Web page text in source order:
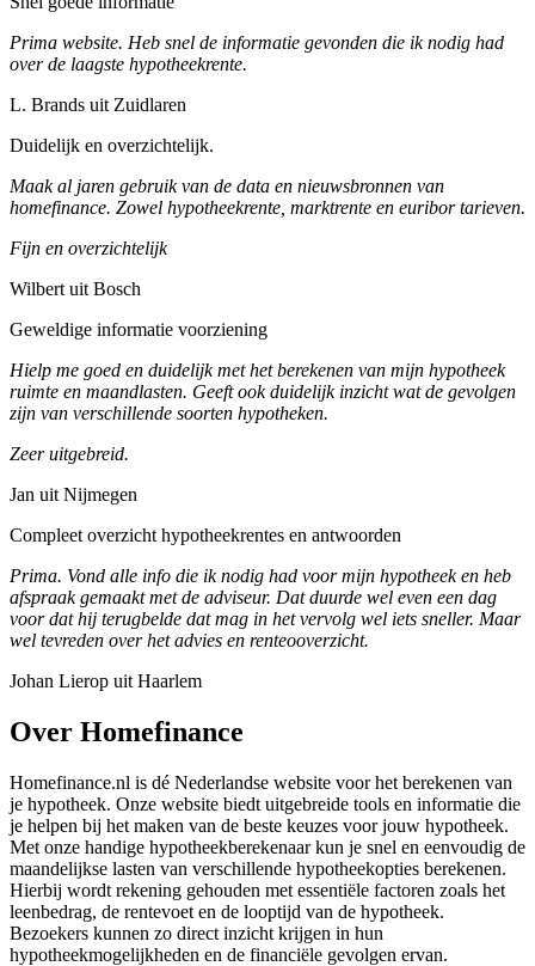
Prima website. Heb snel de informatie gevonden die ik nodig had
over de laagste hypotheekrente.
L. Brands uit Zuidlaren
Duidelijk en overzichtelijk.
Maak al jaren gebruik van de data en nieuwsbronnen van
homefinance. Zowel hypotheekrente, marktrente en euribor tarieven.
Fijn en overzichtelijk
Wilbert uit Bosch
Geweldige informatie voorziening
Hielp me goed en duidelijk met het berekenen van mijn hypotheek
ruimte en maandlasten. Geeft ook duidelijk inzicht wat de gevolgen
zijn van verschillende soorten hypotheken.
Zeer uitgebreid.
Jan uit Nijmegen
Compleet overzicht hypotheekrentes en antwoorden
Prima. Vond alle info die ik nodig had voor mijn hypotheek en heb
afspraak gemaakt met de adviseur. Dat duurde wel even een dag
voor dat hij terugbelde dat mag in het vervolg wel iets sneller. Maar
wel tevreden over het advies en renteooverzicht.
Johan Lierop uit Haarlem
Over Homefinance
Homefinance.nl is dé Nederlandse website voor het berekenen van
je hypotheek. Onze website biedt uitgebreide tools en informatie die
je helpen bij het maken van de beste keuzes voor jouw hypotheek.
Met onze handige hypotheekberekenaar kun je snel en eenvoudig de
maandelijkse lasten van verschillende hypotheekopties berekenen.
Hierbij wordt rekening gehouden met essentiële factoren zoals het
leenbedrag, de rentevoet en de looptijd van de hypotheek.
Bezoekers kunnen zo direct inzicht krijgen in hun
hypotheekmogelijkheden en de financiële gevolgen ervan.